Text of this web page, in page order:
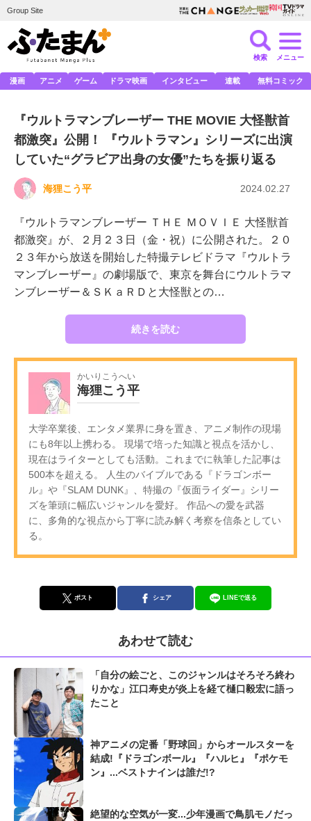
Group Site
検索 メニュー
漫画 アニメ ゲーム ドラマ映画 インタビュー 連載 無料コミック
『ウルトラマンブレーザー THE MOVIE 大怪獣首
都激突』公開！ 『ウルトラマン』シリーズに出演
していた“グラビア出身の女優”たちを振り返る
海狸こう平 2024.02.27
『ウルトラマンブレーザー ＴＨＥ ＭＯＶＩＥ 大怪獣首
都激突』が、２月２３日（金・祝）に公開された。２０
２３年から放送を開始した特撮テレビドラマ『ウルトラ
マンブレーザー』の劇場版で、東京を舞台にウルトラマ
ンブレーザー＆ＳＫａＲＤと大怪獣との…
続きを読む
かいりこうへい
海狸こう平
大学卒業後、エンタメ業界に身を置き、アニメ制作の現場
にも8年以上携わる。 現場で培った知識と視点を活かし、
現在はライターとしても活動。これまでに執筆した記事は
500本を超える。 人生のバイブルである『ドラゴンボー
ル』や『SLAM DUNK』、特撮の『仮面ライダー』シリー
ズを筆頭に幅広いジャンルを愛好。 作品への愛を武器
に、多角的な視点から丁寧に読み解く考察を信条としてい
る。
ポスト シェア LINEで送る
あわせて読む
「自分の絵ごと、このジャンルはそろそろ終わ
りかな」江口寿史が炎上を経て樋口毅宏に語っ
たこと
神アニメの定番「野球回」からオールスターを
結成!『ドラゴンボール』『ハルヒ』『ポケモ
ン』...ベストナインは誰だ!?
絶望的な空気が一変...少年漫画で鳥肌モノだっ